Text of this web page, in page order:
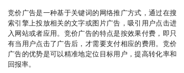
竞价广告是一种基于关键词的网络推广方式，通过在搜
索引擎上投放相关的文字或图片广告，吸引用户点击进
入网站或者应用。竞价广告的特点是按效果付费，即只
有当用户点击了广告后，才需要支付相应的费用。竞价
广告的优势是可以精准地定位目标用户，提高转化率和
回报率。